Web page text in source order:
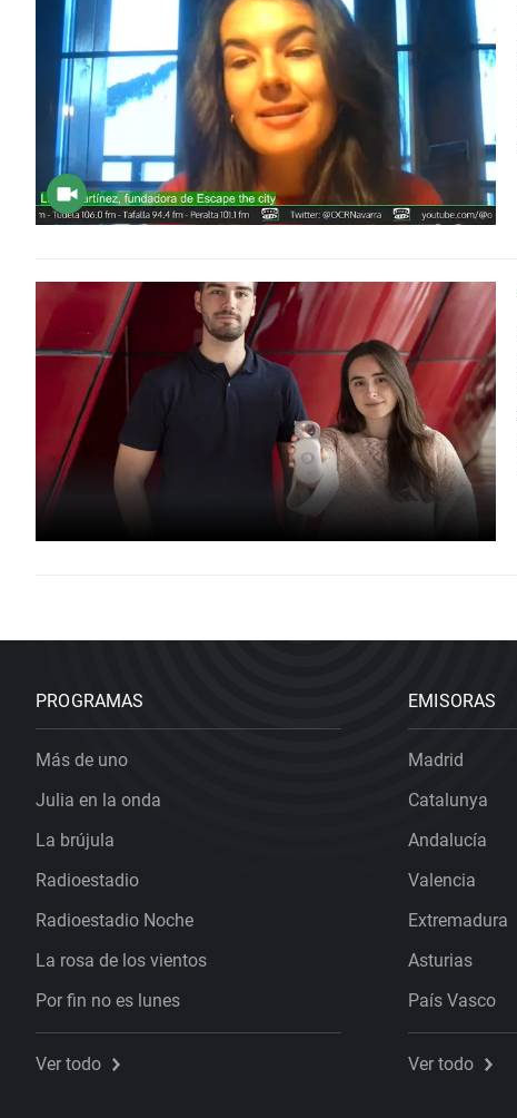
PROGRAMAS
Más de uno
Julia en la onda
La brújula
Radioestadio
Radioestadio Noche
La rosa de los vientos
Por fin no es lunes
Ver todo
EMISORAS
Madrid
Catalunya
Andalucía
Valencia
Extremadura
Asturias
País Vasco
Ver todo